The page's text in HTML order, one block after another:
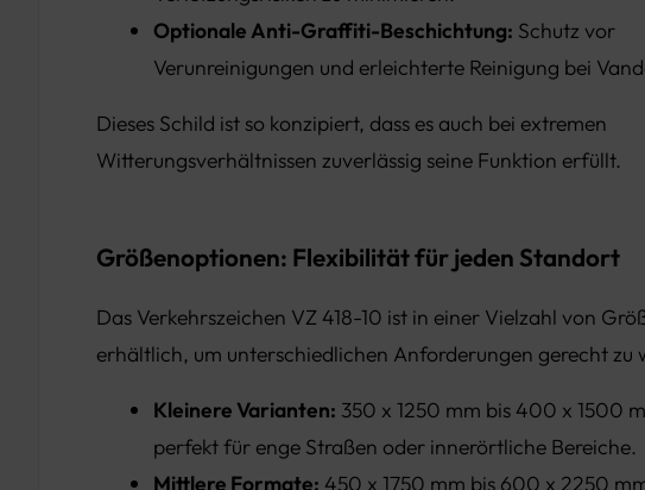
Optionale Anti-Graffiti-Beschichtung: Schutz vor
Verunreinigungen und erleichterte Reinigung bei
Dieses Schild ist so konzipiert, dass es auch bei extremen
Witterungsverhältnissen zuverlässig seine Funktion erfüllt.
Größenoptionen: Flexibilität für jeden Standort
Das Verkehrszeichen VZ 418-10 ist in einer Vielzahl von
erhältlich, um unterschiedlichen Anforderungen gerecht zu
Kleinere Varianten: 350 x 1250 mm bis 400 x 1500
perfekt für enge Straßen oder innerörtliche Bereiche.
Mittlere Formate: 450 x 1750 mm bis 600 x 2250